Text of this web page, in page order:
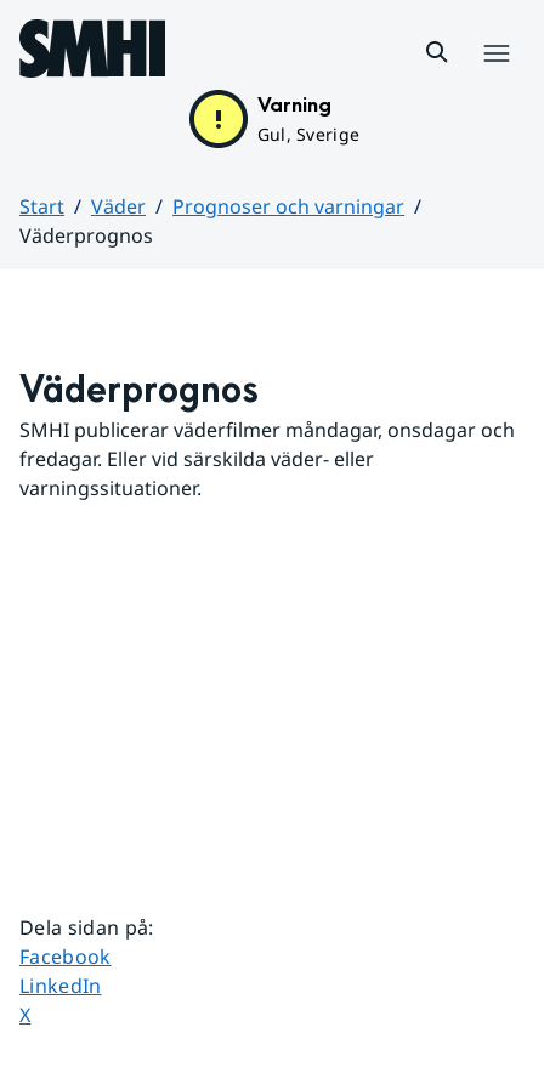
Hoppa till sidans innehåll
Varning
Gul, Sverige
Start Väder
Prognoser och varningar
Väderprognos
Väderprognos
SMHI publicerar väderfilmer måndagar, onsdagar och
fredagar. Eller vid särskilda väder- eller
varningssituationer.
Dela sidan på:
Dela sidan på
Facebook
Dela sidan på
LinkedIn
Dela sidan på
X